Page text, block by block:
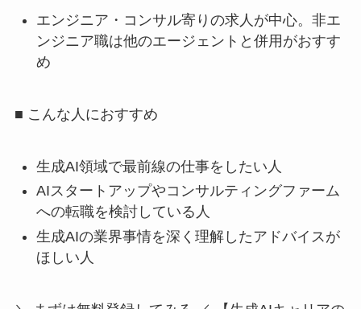
エンジニア・コンサル寄りの求人が中心。非エ
ンジニア職は他のエージェントと併用がおすす
め
■ こんな人におすすめ
生成AI領域で最前線の仕事をしたい人
AIスタートアップやコンサルティングファーム
への転職を検討している人
生成AIの業界事情を深く理解したアドバイスが
ほしい人